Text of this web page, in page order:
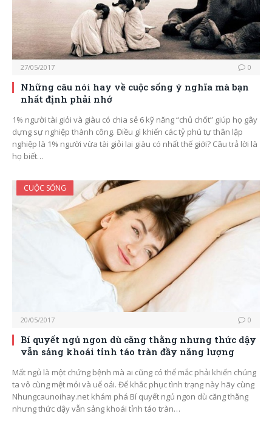
27/05/2017 0
Những câu nói hay về cuộc sống ý nghĩa mà bạn
nhất định phải nhớ
1% người tài giỏi và giàu có chia sẻ 6 kỹ năng “chủ chốt” giúp họ gây
dựng sự nghiệp thành công. Điều gì khiến các tỷ phú tự thân lập
nghiệp là 1% người vừa tài giỏi lại giàu có nhất thế giới? Câu trả lời là
họ biết…
CUỘC SỐNG
20/05/2017 0
Bí quyết ngủ ngon dù căng thằng nhưng thức dậy
vẫn sảng khoái tỉnh táo tràn đầy năng lượng
Mất ngủ là một chứng bệnh mà ai cũng có thể mắc phải khiến chúng
ta vô cùng mệt mỏi và uể oải. Để khắc phục tình trạng này hãy cùng
Nhungcaunoihay.net khám phá Bí quyết ngủ ngon dù căng thằng
nhưng thức dậy vẫn sảng khoái tỉnh táo tràn…